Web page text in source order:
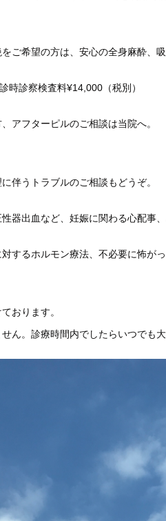
ご希望の方は、安心の全身麻酔、
診察検査料¥14,000（税別）
アフターピルのご相談は当院へ。
伴うトラブルのご相談もどうぞ。
器出血など、妊娠に関わる心配事
するホルモン療法、不必要に怖が
おります。
ん。診療時間内でしたらいつでも大